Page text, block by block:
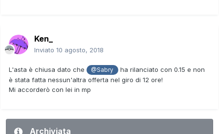
Ken_
Inviato 10 agosto, 2018
L'asta è chiusa dato che @Sabry
ha rilanciato con 0.15 e non
è stata fatta nessun'altra offerta nel giro di 12 ore!
Mi accorderò con lei in mp
Archiviata